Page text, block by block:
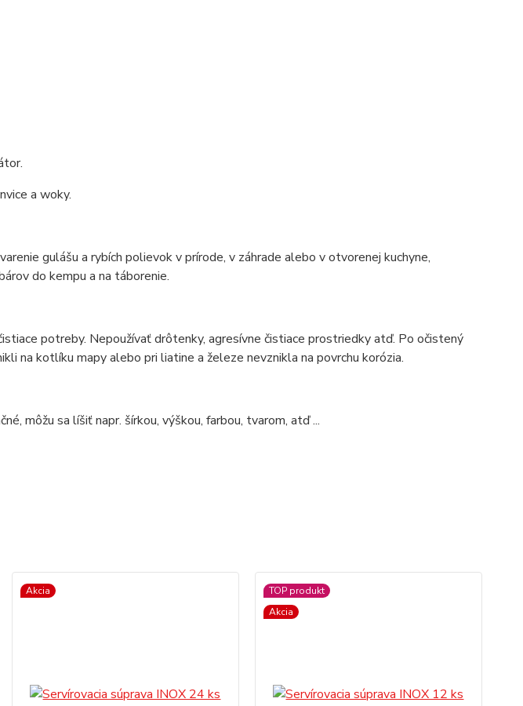
a woky.
gulášu a rybích polievok v prírode, v záhrade alebo v otvorenej kuchyne,
do kempu a na táborenie.
potreby. Nepoužívať drôtenky, agresívne čistiace prostriedky atď. Po očistený
na kotlíku mapy alebo pri liatine a železe nevznikla na povrchu korózia.
môžu sa líšiť napr. šírkou, výškou, farbou, tvarom, atď ...
Akcia
TOP produkt
Akcia